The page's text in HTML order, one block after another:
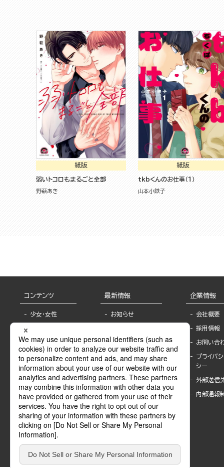
紙版
弱いトコロもまるごと全部
野萩あき
紙版
tkbくんのお仕事（１）
山本小鉄子
コンテンツ
少女・女性
BL
ライトノベル
青年・一般
グラビア・写真
モーター誌
SPECIAL
Sublicense
最新情報
お知らせ
報
書店様へ
海外ライセンシー
公式SNSアカウ
ント
作家一覧
Keyword list
Author list
企業情報
会社概要
採用情報
お問い合
プライバ
シー
外部送信
内部通報